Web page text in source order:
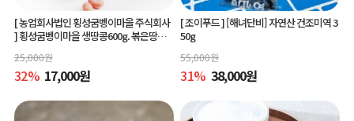
[ 농업회사법인 횡성굼벵이마을 주식회사
]횡성굼벵이마을 생땅콩600g. 볶은땅콩6
25,000원
32% 17,000원
[ 조이푸드 ][해녀단비] 자연산 건조미역 3
50g
55,000원
31% 38,000원